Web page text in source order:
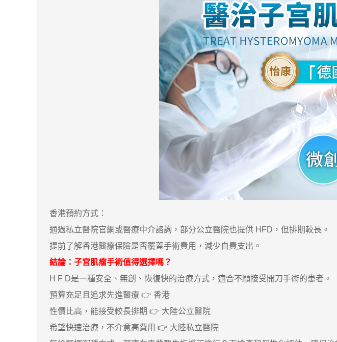
香港預約方式：
通過私立醫院官網或醫療中介諮詢，部分公立醫院也提供 HFD，但排期較長。
提前了解香港醫療保險是否覆蓋手術費用，減少自費支出。
結論：子宮肌瘤手術值得選擇嗎？
H F D是一種安全、無創、恢復快的治療方式，適合不願接受開刀手術的患者。
預算充足且追求先進醫療 👉 香港
性價比高，能接受較長排期 👉 大陸公立醫院
希望快速治療，不介意高費用 👉 大陸私立醫院